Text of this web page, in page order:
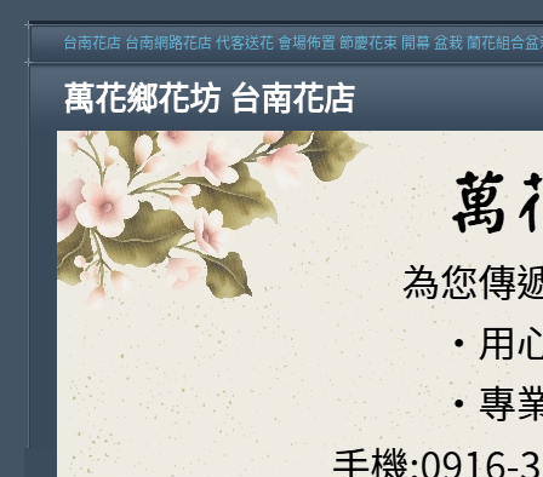
萬花鄉花坊 台南花店
台南花店 台南網路花店 代客送花 會場佈置 節慶花束 開幕 盆栽 蘭花組合